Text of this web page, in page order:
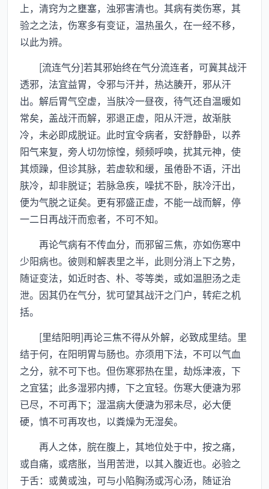
上，清窍为之壅塞，浊邪害清也。其病有类伤寒，其
验之之法，伤寒多有变证，温热虽久，在一经不移，
以此为辨。
[流连气分]若其邪始终在气分流连者，可冀其战汗
透邪，法宜益胃，令邪与汗并，热达腠开，邪从汗
出。解后胃气空虚，当肤冷一昼夜，待气还自温暖如
常矣，盖战汗而解，邪退正虚，阳从汗泄，故渐肤
冷，未必即成脱证。此时宜令病者，安舒静卧，以养
阳气来复，旁人切勿惊惶，频频呼唤，扰其元神，使
其烦躁，但诊其脉，若虚软和缓，虽倦卧不语，汗出
肤冷，却非脱证；若脉急疾，噪扰不卧，肤冷汗出，
便为气脱之证矣。更有邪盛正虚，不能一战而解，停
一二日再战汗而愈者，不可不知。
再论气病有不传血分，而邪留三焦，亦如伤寒中
少阳病也。彼则和解表里之半，此则分消上下之势，
随证变法，如近时杏、朴、苓等类，或如温胆汤之走
泄。因其仍在气分，犹可望其战汗之门户，转疟之机
括。
[里结阳明]再论三焦不得从外解，必致成里结。里
结于何，在阳明胃与肠也。亦须用下法，不可以气血
之分，就不可下也。但伤寒邪热在里，劫烁津液，下
之宜猛；此多湿邪内搏，下之宜轻。伤寒大便溏为邪
已尽，不可再下；湿温病大便溏为邪未尽，必大便
硬，慎不可再攻也，以粪燥为无湿矣。
再人之体，脘在腹上，其地位处于中，按之痛，
或自痛，或痞胀，当用苦泄，以其入腹近也。必验之
于舌：或黄或浊，可与小陷胸汤或泻心汤，随证治